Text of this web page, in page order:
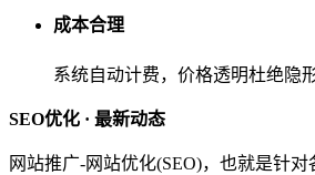
成本合理
系统自动计费，价格透明杜绝隐
SEO优化 · 最新动态
网站推广-网站优化(SEO)，也就是针